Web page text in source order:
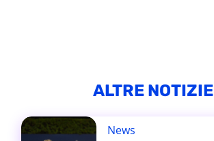
ALTRE NOTIZIE
News